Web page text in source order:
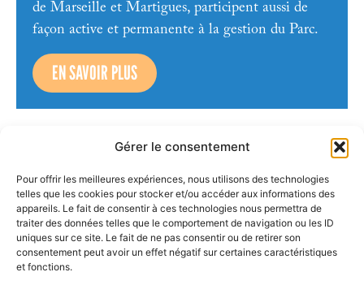
Gérer le consentement
Pour offrir les meilleures expériences, nous utilisons des technologies
telles que les cookies pour stocker et/ou accéder aux informations des
appareils. Le fait de consentir à ces technologies nous permettra de
traiter des données telles que le comportement de navigation ou les ID
uniques sur ce site. Le fait de ne pas consentir ou de retirer son
consentement peut avoir un effet négatif sur certaines caractéristiques
et fonctions.
de Marseille et Martigues, participent aussi de
façon active et permanente à la gestion du Parc.
EN SAVOIR PLUS